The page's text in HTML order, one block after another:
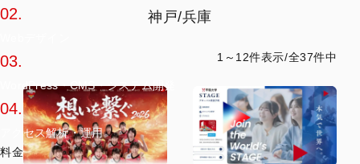
02.
03.
WordPress・CMS・システム開発
04.
アクセス解析・運用
料金
神戸/兵庫
1～12件表示/全37件中